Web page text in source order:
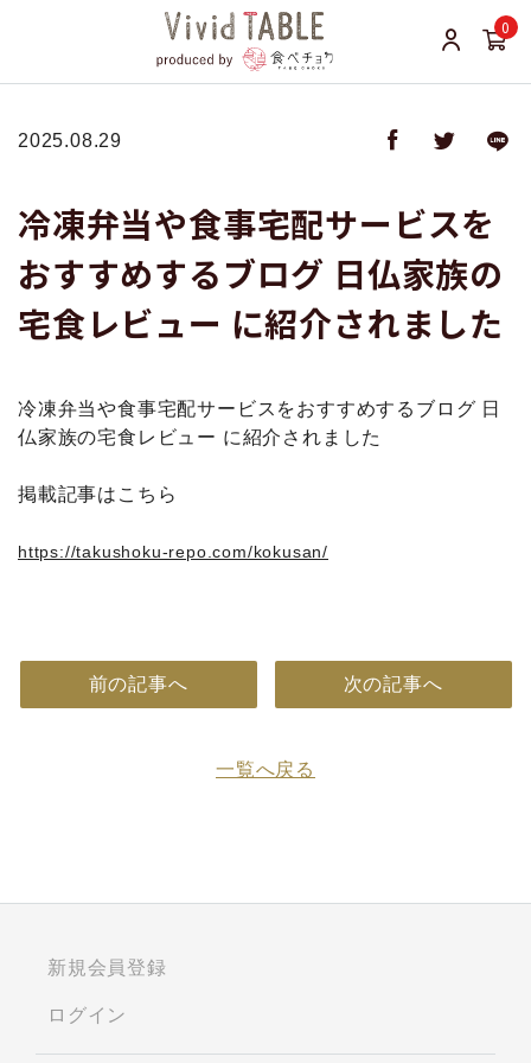
0
2025.08.29
冷凍弁当や食事宅配サービスを
おすすめするブログ 日仏家族の
宅食レビュー に紹介されました
冷凍弁当や食事宅配サービスをおすすめするブログ 日
仏家族の宅食レビュー に紹介されました
掲載記事はこちら
https://takushoku-repo.com/kokusan/
前の記事へ
一覧へ戻る
次の記事へ
新規会員登録
ログイン